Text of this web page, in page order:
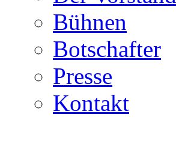
Bühnen
Botschafter
Presse
Kontakt